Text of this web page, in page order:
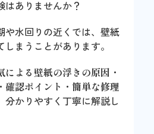
はありませんか？
や水回りの近くでは、壁紙
まうことがあります。
による壁紙の浮きの原因・
確認ポイント・簡単な修理
分かりやすく丁寧に解説し